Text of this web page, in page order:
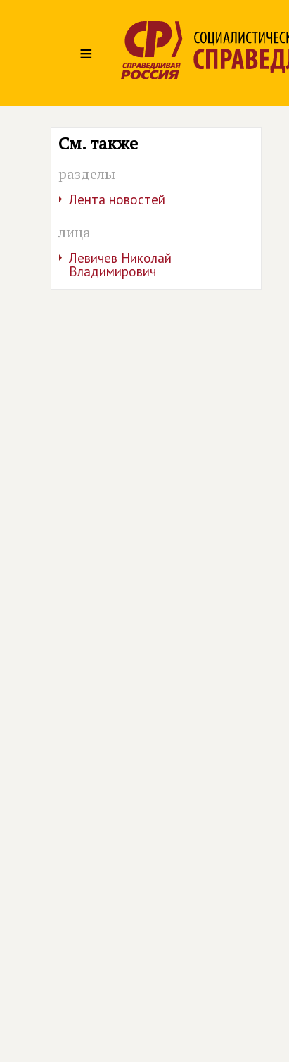
≡
См. также
разделы
Лента новостей
лица
Левичев Николай
Владимирович